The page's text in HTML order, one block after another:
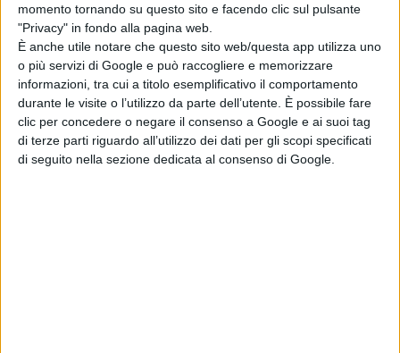
momento tornando su questo sito e facendo clic sul pulsante
"Privacy" in fondo alla pagina web.
È anche utile notare che questo sito web/questa app utilizza uno
o più servizi di Google e può raccogliere e memorizzare
informazioni, tra cui a titolo esemplificativo il comportamento
durante le visite o l’utilizzo da parte dell’utente. È possibile fare
clic per concedere o negare il consenso a Google e ai suoi tag
di terze parti riguardo all’utilizzo dei dati per gli scopi specificati
di seguito nella sezione dedicata al consenso di Google.
grande successo. Design, tecnologie e arredi del club
sono stati rinnovati, come del resto succede ogni
anno… Ballare al Circus è ancora più bello. La Circus
family, che in console e altrove fa ballare tanti party
(Antonio Gregori, Davide Briosi - Brio, Francesco Tomasi
- Toma…) ogni weekend riesce a coinvolgere il pubblico